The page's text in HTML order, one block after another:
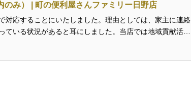
のみ） | 町の便利屋さんファミリー日野店
応することにいたしました。理由としては、家主に連絡
いる状況があると耳にしました。当店では地域貢献活動